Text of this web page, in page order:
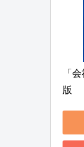
「
版